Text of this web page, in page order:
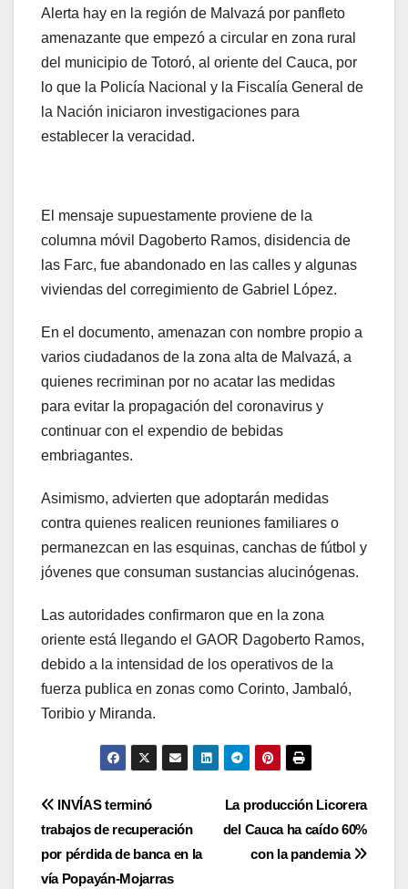
Alerta hay en la región de Malvazá por panfleto
amenazante que empezó a circular en zona rural
del municipio de Totoró, al oriente del Cauca, por
lo que la Policía Nacional y la Fiscalía General de
la Nación iniciaron investigaciones para
establecer la veracidad.
El mensaje supuestamente proviene de la
columna móvil Dagoberto Ramos, disidencia de
las Farc, fue abandonado en las calles y algunas
viviendas del corregimiento de Gabriel López.
En el documento, amenazan con nombre propio a
varios ciudadanos de la zona alta de Malvazá, a
quienes recriminan por no acatar las medidas
para evitar la propagación del coronavirus y
continuar con el expendio de bebidas
embriagantes.
Asimismo, advierten que adoptarán medidas
contra quienes realicen reuniones familiares o
permanezcan en las esquinas, canchas de fútbol y
jóvenes que consuman sustancias alucinógenas.
Las autoridades confirmaron que en la zona
oriente está llegando el GAOR Dagoberto Ramos,
debido a la intensidad de los operativos de la
fuerza publica en zonas como Corinto, Jambaló,
Toribio y Miranda.
Navegación
de
La producción Licorera
del Cauca ha caído 60%
con la pandemia
INVÍAS terminó
trabajos de recuperación
por pérdida de banca en la
vía Popayán-Mojarras